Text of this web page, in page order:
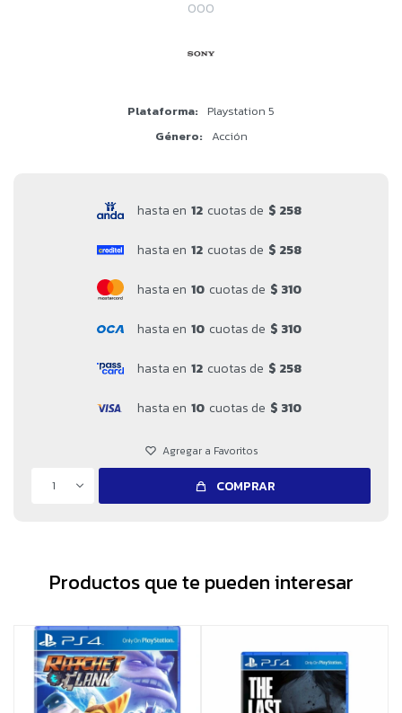
000
Plataforma
Playstation 5
Género
Acción
hasta en 12 cuotas de $ 258
hasta en 12 cuotas de $ 258
hasta en 10 cuotas de $ 310
hasta en 10 cuotas de $ 310
hasta en 12 cuotas de $ 258
hasta en 10 cuotas de $ 310
1 COMPRAR
Productos que te pueden interesar